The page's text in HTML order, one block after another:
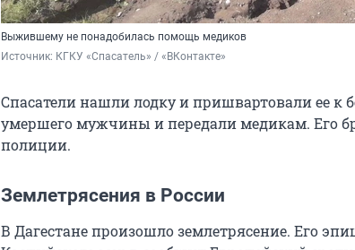
Выжившему не понадобилась помощь медиков
Источник: КГКУ «Спасатель» / «ВКонтакте»
Спасатели нашли лодку и пришвартовали ее к
умершего мужчины и передали медикам. Его
полиции.
Землетрясения в России
В Дагестане произошло землетрясение. Его